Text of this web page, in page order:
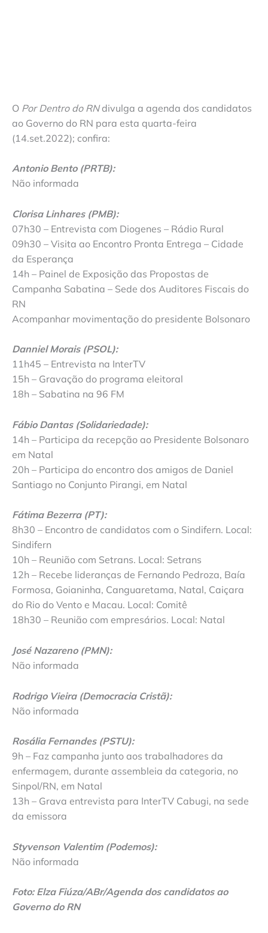
O Por Dentro do RNdivulga a agenda dos candidatos
ao Governo do RN para esta quarta-feira
(14.set.2022); confira:
Antonio Bento (PRTB):
Não informada
Clorisa Linhares (PMB):
07h30 – Entrevista com Diogenes – Rádio Rural
09h30 – Visita ao Encontro Pronta Entrega – Cidade
da Esperança
14h – Painel de Exposição das Propostas de
Campanha Sabatina – Sede dos Auditores Fiscais do
RN
Acompanhar movimentação do presidente Bolsonaro
Danniel Morais (PSOL):
11h45 – Entrevista na InterTV
15h – Gravação do programa eleitoral
18h – Sabatina na 96 FM
Fábio Dantas (Solidariedade):
14h – Participa da recepção ao Presidente Bolsonaro
em Natal
20h – Participa do encontro dos amigos de Daniel
Santiago no Conjunto Pirangi, em Natal
Fátima Bezerra (PT):
8h30 – Encontro de candidatos com o Sindifern. Local:
Sindifern
10h – Reunião com Setrans. Local: Setrans
12h – Recebe lideranças de Fernando Pedroza, Baía
Formosa, Goianinha, Canguaretama, Natal, Caiçara
do Rio do Vento e Macau. Local: Comitê
18h30 – Reunião com empresários. Local: Natal
José Nazareno (PMN):
Não informada
Rodrigo Vieira (Democracia Cristã):
Não informada
Rosália Fernandes (PSTU):
9h – Faz campanha junto aos trabalhadores da
enfermagem, durante assembleia da categoria, no
Sinpol/RN, em Natal
13h – Grava entrevista para InterTV Cabugi, na sede
da emissora
Styvenson Valentim (Podemos):
Não informada
Foto: Elza Fiúza/ABr/Agenda dos candidatos ao
Governo do RN